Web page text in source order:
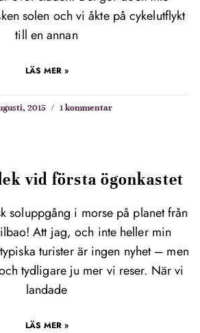
solen och vi åkte på cykelutflykt
till en annan
LÄS MER »
2015 1 kommentar
vid första ögonkastet
soluppgång i morse på planet från
Att jag, och inte heller min
turister är ingen nyhet – men
tydligare ju mer vi reser. När vi
landade
LÄS MER »